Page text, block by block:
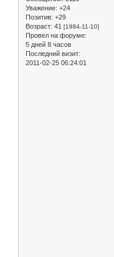
Уважение: +24
Позитив: +29
Возраст: 41 [1984-11-10]
Провел на форуме:
5 дней 8 часов
Последний визит:
2011-02-25 06:24:01